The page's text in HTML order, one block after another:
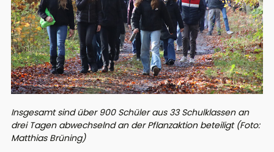
Insgesamt sind über 900 Schüler aus 33 Schulklassen an
drei Tagen abwechselnd an der Pflanzaktion beteiligt (Foto:
Matthias Brüning)